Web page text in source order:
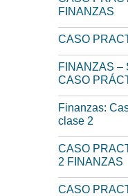
FINANZAS
CASO
FINANZAS –
CASO
Finanzas:
clase 2
CASO
2 FINANZAS
CASO